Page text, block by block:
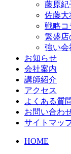
藤原紀
佐藤大
戦略コ
繁盛店
強い会
お知らせ
会社案内
講師紹介
アクセス
よくある質
お問い合わ
サイトマッ
HOME